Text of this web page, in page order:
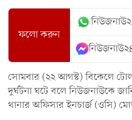
ফলো করুন
সোমবার (২২ আগস্ট) বিকেলে
দুর্ঘটনা ঘটে বলে নিউজনাউকে
থানার অফিসার ইনচার্জ (ওসি)